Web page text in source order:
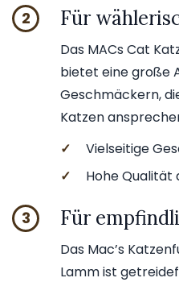
2 Für
Das MACs Cat
bietet eine große
Geschmäckern,
Katzen
✓
Vielseitige
✓
Hohe Qualität
3 Für
Das Mac’s
Lamm ist